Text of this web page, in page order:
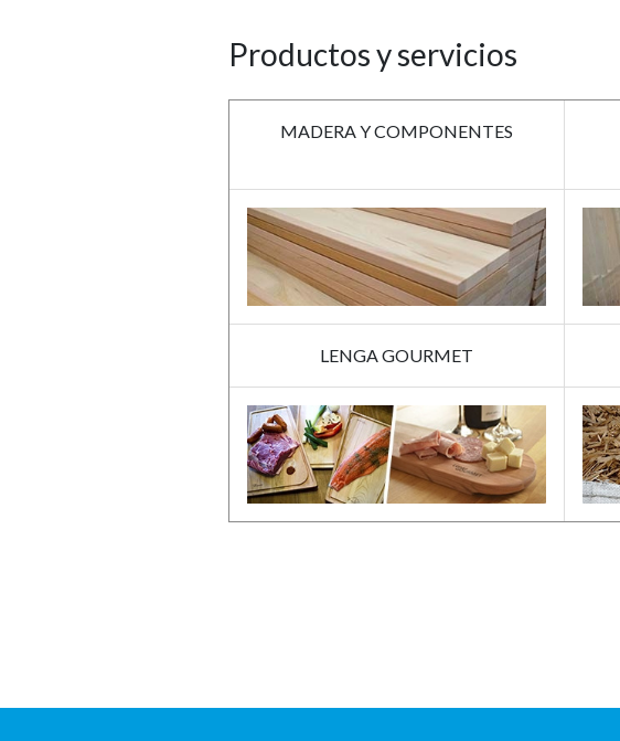
Productos y servicios
MADERA Y COMPONENTES
LENGA GOURMET